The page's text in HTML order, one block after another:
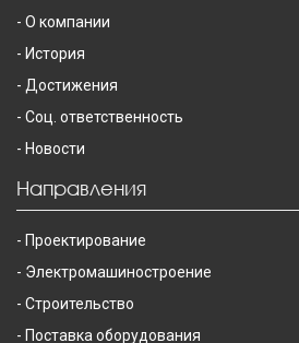
О компании
История
Достижения
Соц. ответственность
Новости
Направления
Проектирование
Электромашиностроение
Строительство
Поставка оборудования